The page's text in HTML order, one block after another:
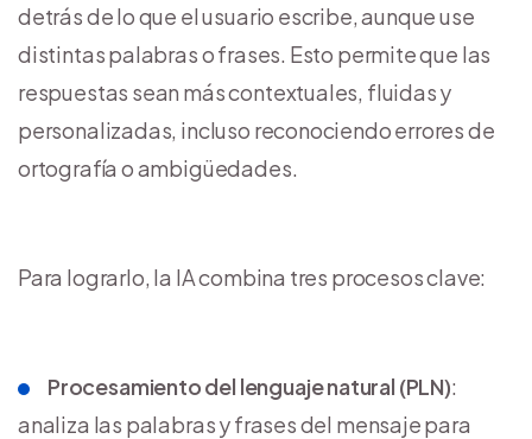
detrás de lo que el usuario escribe, aunque use
distintas palabras o frases. Esto permite que las
respuestas sean más contextuales, fluidas y
personalizadas, incluso reconociendo errores de
ortografía o ambigüedades.
Para lograrlo, la IA combina tres procesos clave:
Procesamiento del lenguaje natural (PLN):
analiza las palabras y frases del mensaje para